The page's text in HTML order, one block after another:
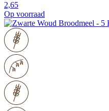
2,65
Op voorraad